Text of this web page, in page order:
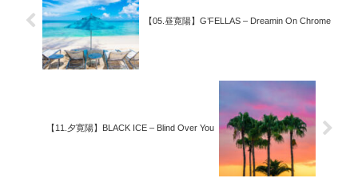
【05.昼寛陽】G’FELLAS – Dreamin On Chrome
【11.夕寛陽】BLACK ICE – Blind Over You